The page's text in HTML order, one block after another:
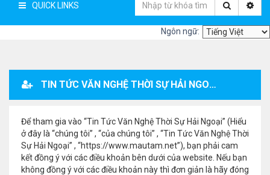
QUICK LINKS
Ngôn ngữ:
TIN TỨC VĂN NGHỆ THỜI SỰ HẢI NGOẠI - ĐĂNG KÝ THÀNH VIÊN
Để tham gia vào “Tin Tức Văn Nghệ Thời Sự Hải Ngoại” (Hiểu
ở đây là “chúng tôi” , “của chúng tôi” , “Tin Tức Văn Nghệ Thời
Sự Hải Ngoại” , “https://www.mautam.net”), bạn phải cam
kết đồng ý với các điều khoản bên dưới của website. Nếu bạn
không đồng ý với các điều khoản này thì đơn giản là hãy đóng